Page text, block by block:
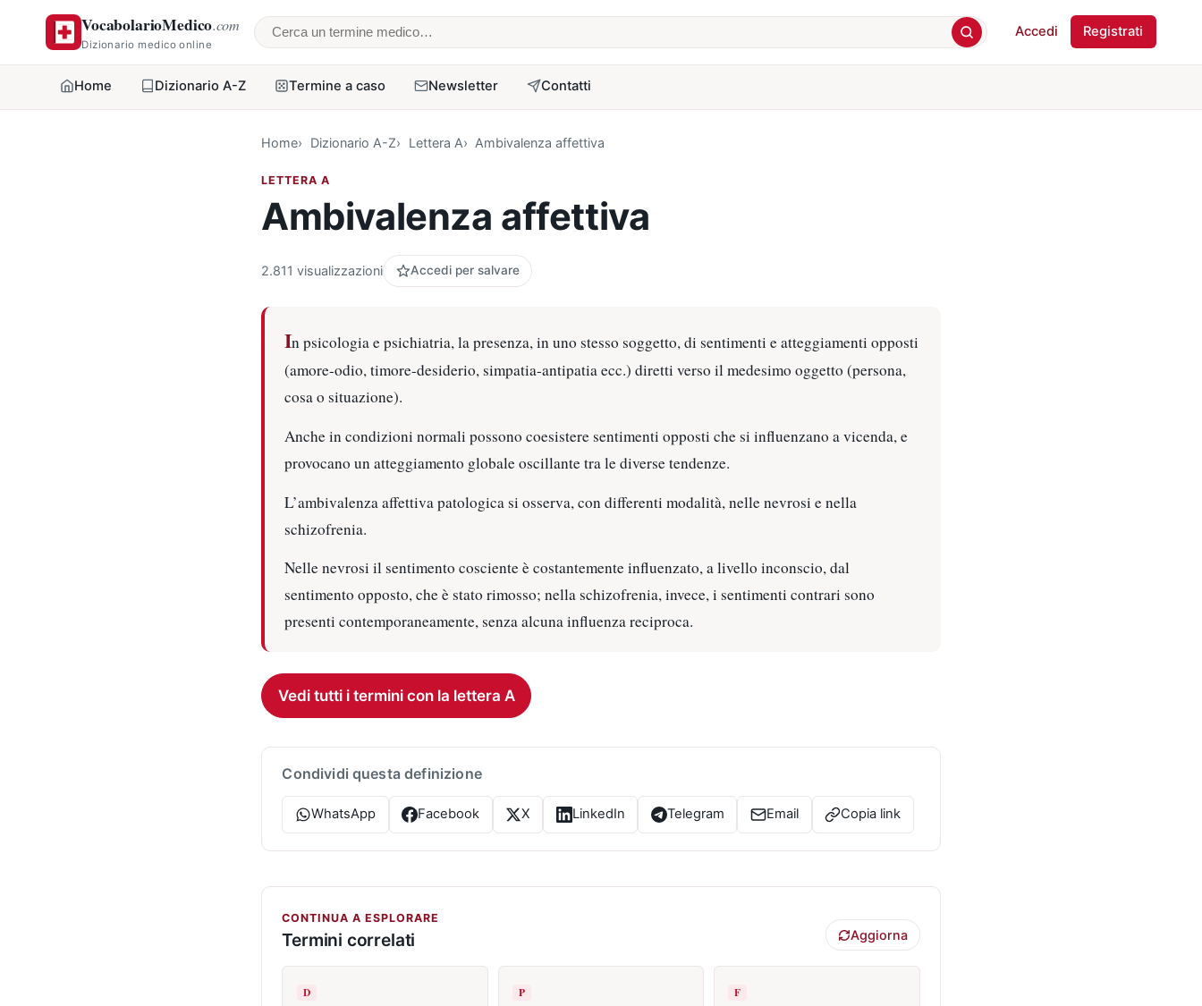
VocabolarioMedico.com
Dizionario medico online Cerca un termine medico
Accedi Registrati
Home Dizionario A-Z Termine a caso Newsletter Contatti
Home Dizionario A-Z Lettera A Ambivalenza affettiva
LETTERA A
Ambivalenza affettiva
2.811 visualizzazioni Accedi per salvare
In psicologia e psichiatria, la presenza, in uno stesso soggetto, di sentimenti e atteggiamenti opposti
(amore-odio, timore-desiderio, simpatia-antipatia ecc.) diretti verso il medesimo oggetto (persona,
cosa o situazione).
Anche in condizioni normali possono coesistere sentimenti opposti che si influenzano a vicenda, e
provocano un atteggiamento globale oscillante tra le diverse tendenze.
L’ambivalenza affettiva patologica si osserva, con differenti modalità, nelle nevrosi e nella
schizofrenia.
Nelle nevrosi il sentimento cosciente è costantemente influenzato, a livello inconscio, dal
sentimento opposto, che è stato rimosso; nella schizofrenia, invece, i sentimenti contrari sono
presenti contemporaneamente, senza alcuna influenza reciproca.
Vedi tutti i termini con la lettera A
Condividi questa definizione
WhatsApp Facebook X LinkedIn Telegram Email Copia link
CONTINUA A ESPLORARE
Termini correlati Aggiorna
D P F